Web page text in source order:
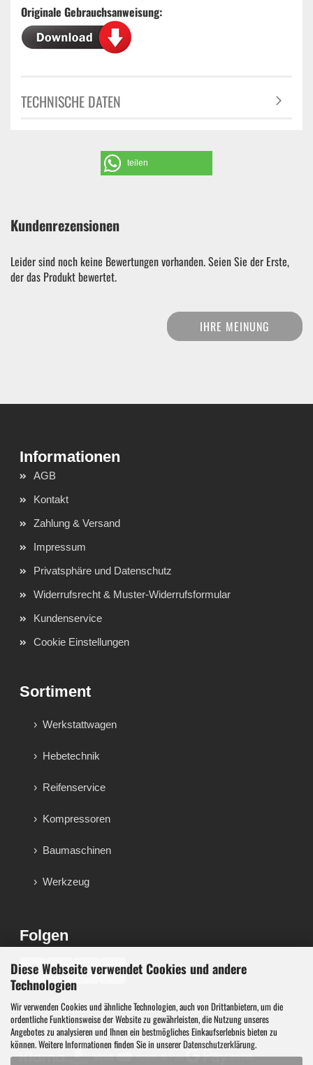
Diese Webseite verwendet Cookies und andere
Technologien
Wir verwenden Cookies und ähnliche Technologien, auch von Drittanbietern, um die
ordentliche Funktionsweise der Website zu gewährleisten, die Nutzung unseres
Angebotes zu analysieren und Ihnen ein bestmögliches Einkaufserlebnis bieten zu
können. Weitere Informationen finden Sie in unsererDatenschutzerklärung.
Originale Gebrauchsanweisung:
TECHNISCHE DATEN
teilen
Kundenrezensionen
Leider sind noch keine Bewertungen vorhanden. Seien Sie der Erste,
der das Produkt bewertet.
IHRE MEINUNG
AGB
Kontakt
Zahlung & Versand
Impressum
Privatsphäre und Datenschutz
Widerrufsrecht & Muster-Widerrufsformular
Kundenservice
Cookie Einstellungen
Sortiment
Werkstattwagen
Hebetechnik
Reifenservice
Kompressoren
Baumaschinen
Werkzeug
Folgen
♪
Werkzeug, Maschinen und Werkstattausstattung für
Werkstatt, Garage, Handwerk und technische Betriebe.